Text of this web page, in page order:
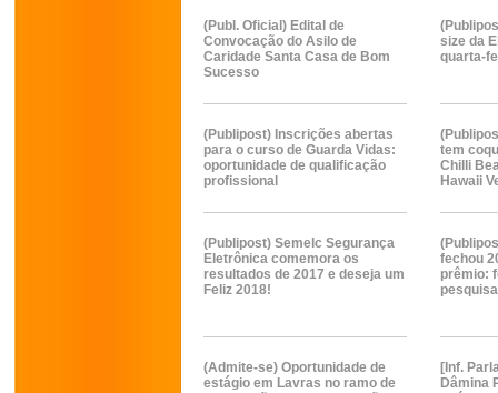
(Publ. Oficial) Edital de
Convocação do Asilo de
Caridade Santa Casa de Bom
Sucesso
size da
quarta-
(Publipost) Inscrições abertas
para o curso de Guarda Vidas:
oportunidade de qualificação
profissional
tem
Chilli
Hawaii
(Publipost) Semelc Segurança
Eletrônica comemora os
resultados de 2017 e deseja um
Feliz 2018!
fechou
prêmio:
(Admite-se) Oportunidade de
estágio em Lavras no ramo de
[Inf.
Dâmina